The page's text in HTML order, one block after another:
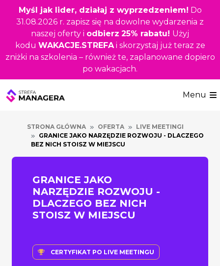
Przejdź
treści
Myśl jak lider, działaj z wyprzedzeniem! Do
31.08.2026 r. zapisz się na dowolne wydarzenia z
naszej oferty i odbierz 25% rabatu! Użyj
kodu WAKACJE.STREFAi skorzystaj już teraz ze
zniżki na szkolenia – również te, zaplanowane dopiero
po wakacjach.
Menu
STRONA GŁÓWNA OFERTA
LIVE MEETINGI
GRANICE JAKO NARZĘDZIE ROZWOJU - DLACZEGO
BEZ NICH STOISZ W MIEJSCU
GRANICE JAKO
NARZĘDZIE ROZWOJU -
DLACZEGO BEZ NICH
STOISZ W MIEJSCU
CERTYFIKAT PO LIVE MEETINGU